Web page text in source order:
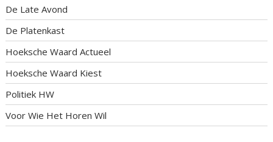
De Late Avond
De Platenkast
Hoeksche Waard Actueel
Hoeksche Waard Kiest
Politiek HW
Voor Wie Het Horen Wil